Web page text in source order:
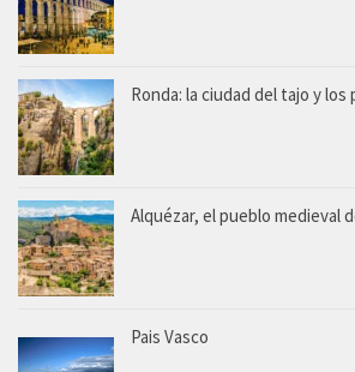
Ronda: la ciudad del tajo y los
Alquézar, el pueblo medieval
Pais Vasco